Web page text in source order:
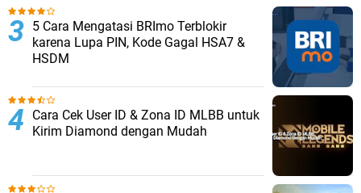
5 Cara Mengatasi BRImo Terblokir
karena Lupa PIN, Kode Gagal HSA7 &
HSDM
Cara Cek User ID & Zona ID MLBB untuk
Kirim Diamond dengan Mudah